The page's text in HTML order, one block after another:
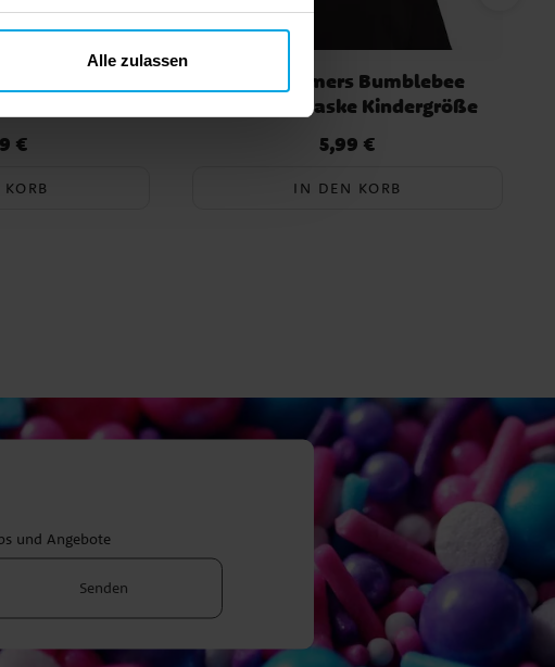
Alle zulassen
€
€
Transformers Bumblebee
Gesichtsmaske Kindergröße
Preis:5,99 €
5,99 €
IN DEN KORB
und Angebote
Senden